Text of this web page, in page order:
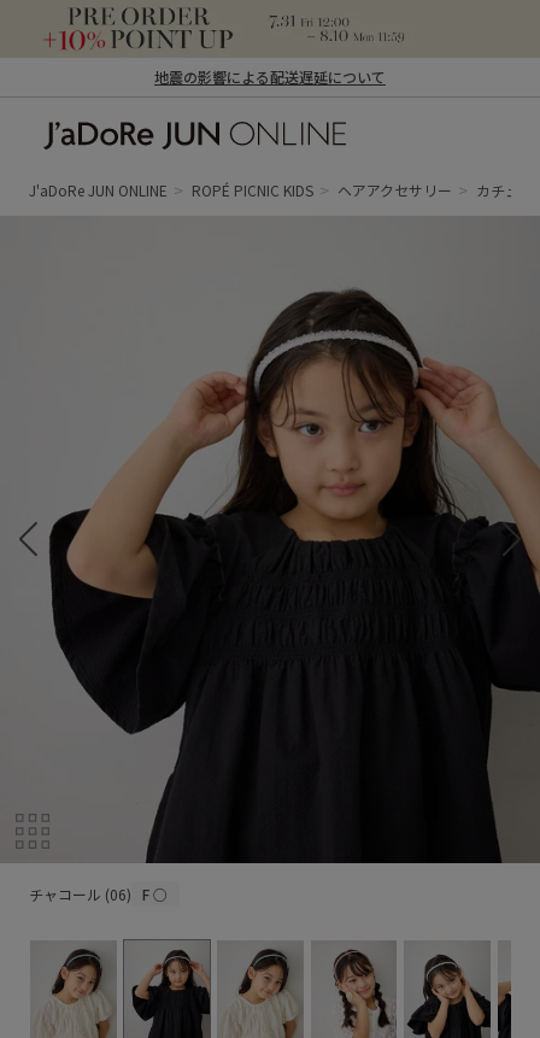
地震の影響による配送遅延について
ン オンライン）
J'aDoRe JUN ONLINE ROPÉ PICNIC KIDS ヘアアクセサリー カチュ
チャコール (06) F○